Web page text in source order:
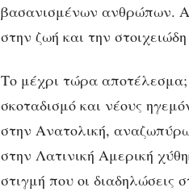
βασανισμένων ανθρώπων.
στην ζωή και την
Το μέχρι τώρα
σκοταδισμό και νέους
στην Ανατολική,
στην Λατινική Αμερική
στιγμή που οι